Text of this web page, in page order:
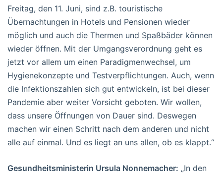
Freitag, den 11. Juni, sind z.B. touristische
Übernachtungen in Hotels und Pensionen wieder
möglich und auch die Thermen und Spaßbäder können
wieder öffnen. Mit der Umgangsverordnung geht es
jetzt vor allem um einen Paradigmenwechsel, um
Hygienekonzepte und Testverpflichtungen. Auch, wenn
die Infektionszahlen sich gut entwickeln, ist bei dieser
Pandemie aber weiter Vorsicht geboten. Wir wollen,
dass unsere Öffnungen von Dauer sind. Deswegen
machen wir einen Schritt nach dem anderen und nicht
alle auf einmal. Und es liegt an uns allen, ob es klappt.“
Gesundheitsministerin Ursula Nonnemacher: „In den